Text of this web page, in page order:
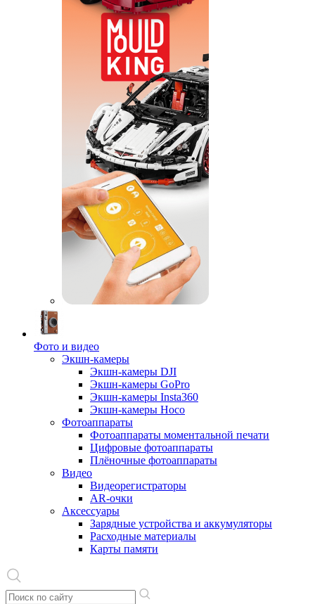
Фото и видео
Экшн-камеры
Экшн-камеры DJI
Экшн-камеры GoPro
Экшн-камеры Insta360
Экшн-камеры Hoco
Фотоаппараты
Фотоаппараты моментальной печати
Цифровые фотоаппараты
Плёночные фотоаппараты
Видео
Видеорегистраторы
AR-очки
Аксессуары
Зарядные устройства и аккумуляторы
Расходные материалы
Карты памяти